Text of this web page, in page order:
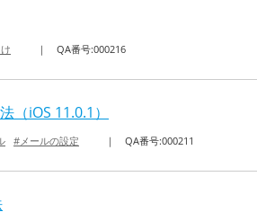
｜ QA番号:000216
iOS 11.0.1）
#メールの設定 ｜ QA番号:000211